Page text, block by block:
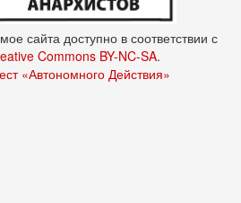
сайта доступно в соответствии с
Commons BY-NC-SA.
«Автономного Действия»